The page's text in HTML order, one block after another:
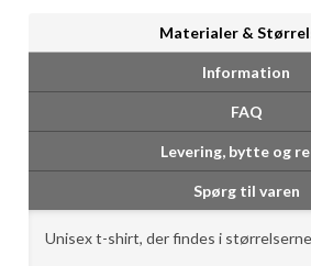
Materialer &
Information
FAQ
Levering, bytte og
Spørg til varen
Unisex t-shirt, der findes i størrelserne